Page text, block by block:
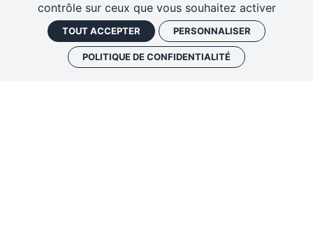
contrôle sur ceux que vous souhaitez activer
TOUT ACCEPTER PERSONNALISER
POLITIQUE DE CONFIDENTIALITÉ